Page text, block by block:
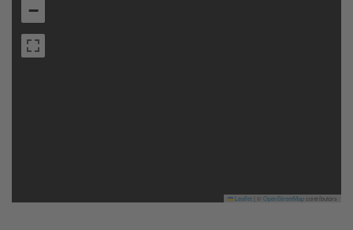
−
Leaflet OpenStreetMapcontributors